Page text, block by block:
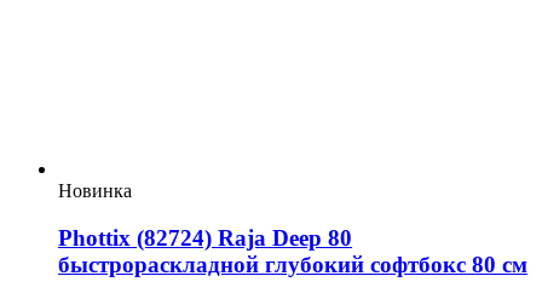
Новинка
Phottix (82724) Raja Deep 80
быстрораскладной глубокий софтбокс 80 см